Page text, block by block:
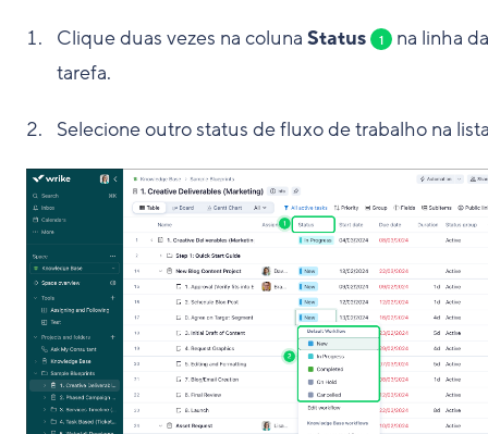
Clique duas vezes na coluna Status 1
na linha da
tarefa.
Selecione outro status de fluxo de trabalho na